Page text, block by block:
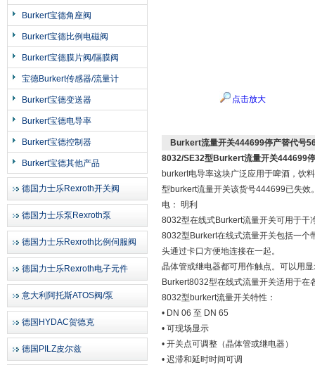
Burkert宝德角座阀
Burkert宝德比例电磁阀
Burkert宝德膜片阀/隔膜阀
宝德Burkert传感器/流量计
Burkert宝德变送器
Burkert宝德电导率
Burkert宝德控制器
Burkert宝德其他产品
德国力士乐Rexroth开关阀
德国力士乐泵Rexroth泵
德国力士乐Rexroth比例伺服阀
德国力士乐Rexroth电子元件
意大利阿托斯ATOS阀/泵
德国HYDAC贺德克
德国PILZ皮尔兹
点击放大
Burkert流量开关444699停产替代号
8032/SE32型Burkert流量开关444699
burkert电导率这块广泛应用于啤酒，饮
型burkert流量开关该货号444699已失效
电： 明利
8032型在线式Burkert流量开关可用于干
8032型Burkert在线式流量开关包括一个
头通过卡口方便地连接在一起。
晶体管或继电器都可用作触点。可以用
Burkert8032型在线式流量开关适用于
8032型burkert流量开关特性：
• DN 06 至 DN 65
• 可现场显示
• 开关点可调整（晶体管或继电器）
• 迟滞和延时时间可调